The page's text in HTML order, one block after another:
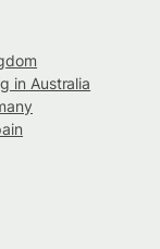
in Australia